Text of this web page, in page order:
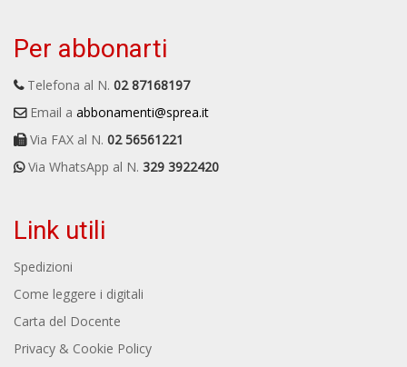
Per abbonarti
Telefona al N. 02 87168197
Email a abbonamenti@sprea.it
Via FAX al N. 02 56561221
Via WhatsApp al N. 329 3922420
Link utili
Spedizioni
Come leggere i digitali
Carta del Docente
Privacy & Cookie Policy